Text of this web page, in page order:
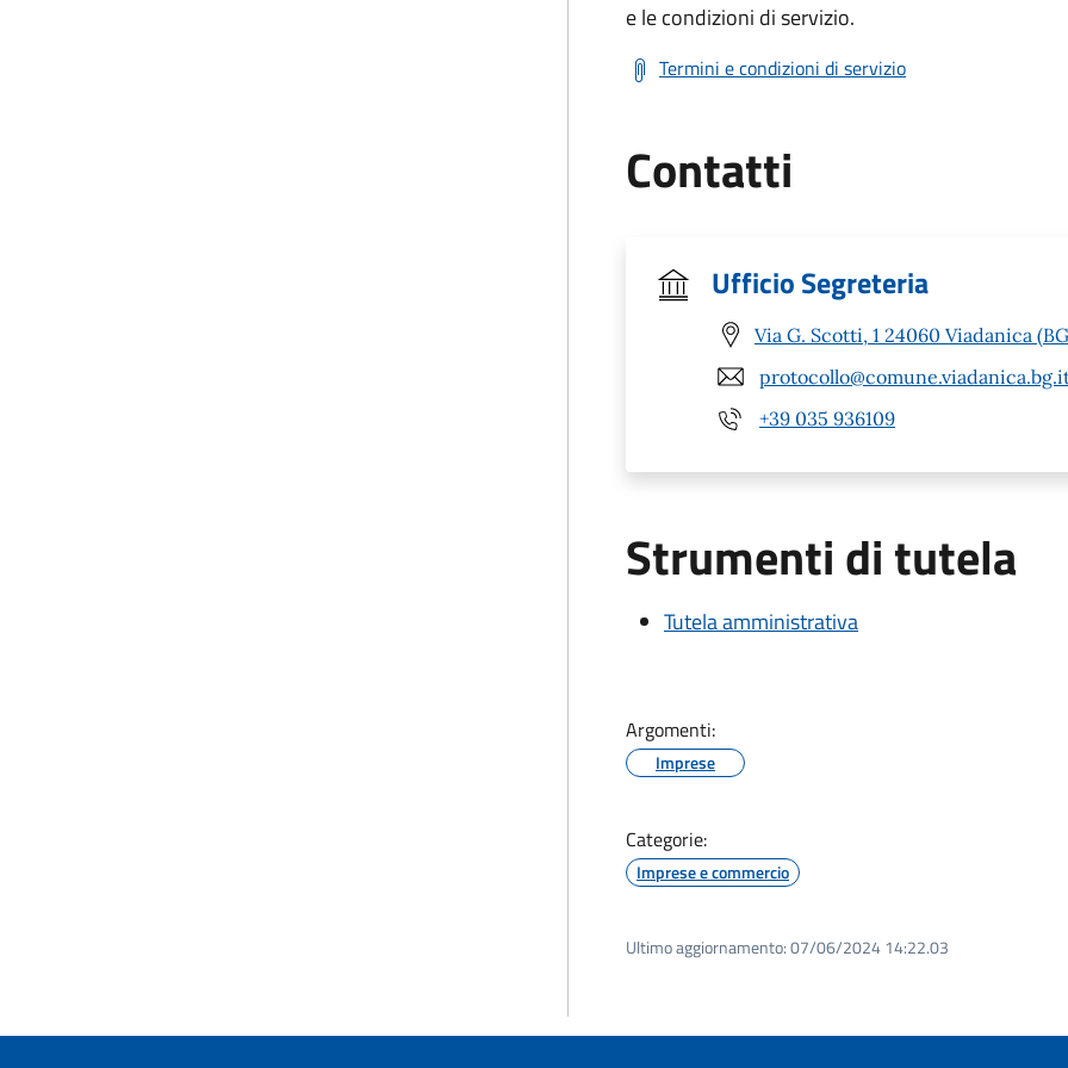
e le condizioni di servizio.
Termini e condizioni di servizio
Contatti
Ufficio Segreteria
Via G. Scotti, 1 24060 Viadanica
+39 035 936109
Strumenti di tutela
Tutela amministrativa
Argomenti:
Imprese
Categorie:
Imprese e commercio
Ultimo aggiornamento:07/06/2024 14:22.03